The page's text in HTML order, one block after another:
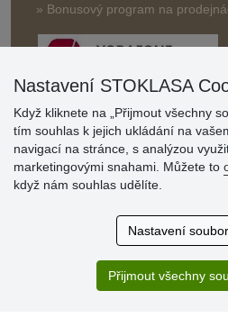
» Bonusový program na
Hodnocení
zákazníků
Super obchod, kvalitní zboží za
Sortiment za fajn ceny a hlavně
Nastavení STOKLASA
Když kliknete na „Přijmout všechny
tím souhlas k jejich ukládání na
navigací na stránce, s analýzou
marketingovými snahami. Můžete to
když nám souhlas udělíte.
Nastavení
Přijmout všechny